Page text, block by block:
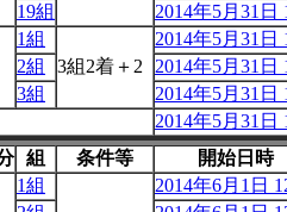
19組
2014年5月31日
1組
3組2着＋2
2014年5月31日
2組
2014年5月31日
3組
2014年5月31日
2014年5月31日
組 条件等
開始日時
1組
2014年6月1日